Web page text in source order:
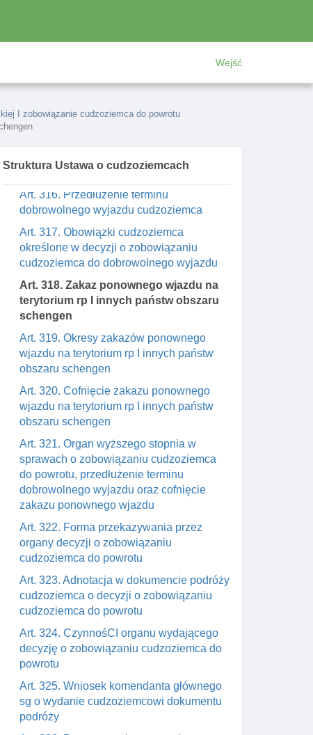
Wejść
I zobowiązanie cudzoziemca do powrotu
Struktura Ustawa o cudzoziemcach
powrotu
Art. 314. Obowiązek pouczenia
terytorium innego państwa
państwa powrotu
Art. 316. Przedłużenie terminu
dobrowolnego wyjazdu cudzoziemca
Art. 317. Obowiązki cudzoziemca
określone w decyzji o zobowiązaniu
cudzoziemca do dobrowolnego wyjazdu
Art. 318. Zakaz ponownego wjazdu na
terytorium rp I innych państw obszaru
schengen
Art. 319. Okresy zakazów ponownego
wjazdu na terytorium rp I innych państw
obszaru schengen
Art. 320. Cofnięcie zakazu ponownego
wjazdu na terytorium rp I innych państw
obszaru schengen
Art. 321. Organ wyższego stopnia w
sprawach o zobowiązaniu cudzoziemca
do powrotu, przedłużenie terminu
dobrowolnego wyjazdu oraz cofnięcie
zakazu ponownego wjazdu
Art. 322. Forma przekazywania przez
organy decyzji o zobowiązaniu
cudzoziemca do powrotu
Art. 323. Adnotacja w dokumencie podróży
cudzoziemca o decyzji o zobowiązaniu
cudzoziemca do powrotu
Art. 324. CzynnośCI organu wydającego
decyzję o zobowiązaniu cudzoziemca do
powrotu
Art. 325. Wniosek komendanta głównego
sg o wydanie cudzoziemcowi dokumentu
podróży